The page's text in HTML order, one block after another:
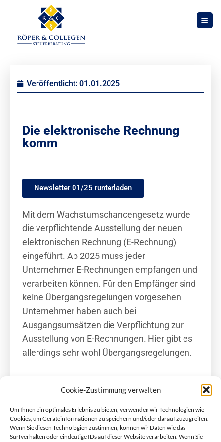
Cookie-Zustimmung verwalten
Um Ihnen ein optimales Erlebnis zu bieten, verwenden wir Technologien wie
Cookies, um Geräteinformationen zu speichern und/oder darauf zuzugreifen.
Wenn Sie diesen Technologien zustimmen, können wir Daten wie das
Surfverhalten oder eindeutige IDs auf dieser Website verarbeiten. Wenn Sie
Veröffentlicht: 01.01.2025
Die elektronische Rechnung
komm
Newsletter 01/25 runterladen
Mit dem Wachstumschancengesetz wurde
die verpflichtende Ausstellung der neuen
elektronischen Rechnung (E-Rechnung)
eingeführt. Ab 2025 muss jeder
Unternehmer E-Rechnungen empfangen und
verarbeiten können. Für den Empfänger sind
keine Übergangsregelungen vorgesehen
Unternehmer haben auch bei
Ausgangsumsätzen die Verpflichtung zur
Ausstellung von E-Rechnungen. Hier gibt es
allerdings sehr wohl Übergangsregelungen.